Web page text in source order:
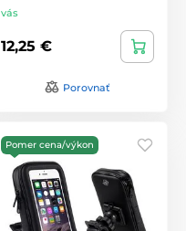
vás
12,25 €
Porovnať
Pomer cena/výkon